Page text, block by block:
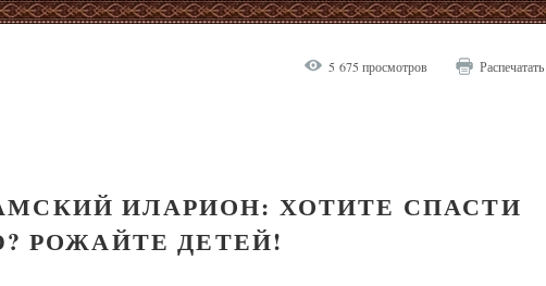
5 675 просмотров Распечатать
ИЛАРИОН: ХОТИТЕ СПАСТИ
РОЖАЙТЕ ДЕТЕЙ!